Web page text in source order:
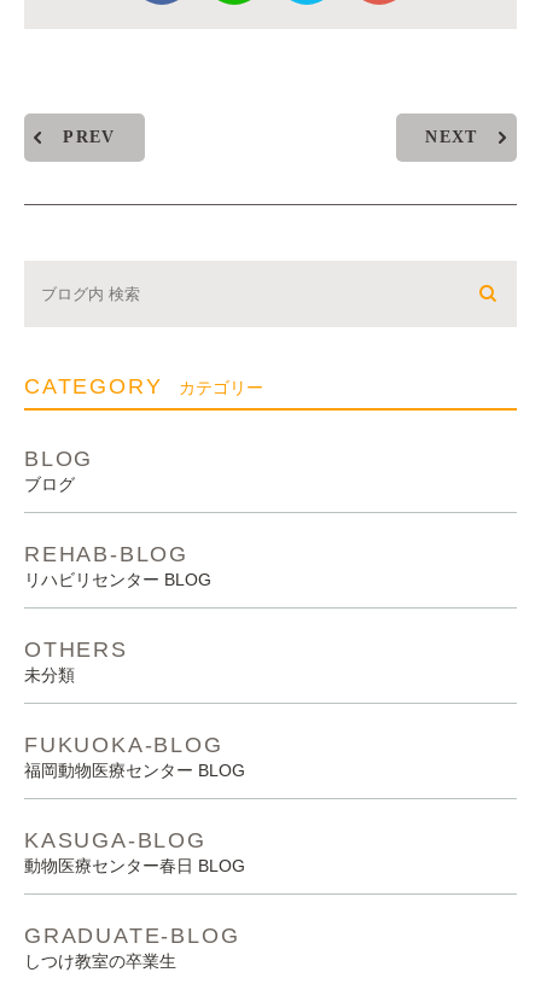
PREV NEXT
CATEGORY カテゴリー
BLOG
ブログ
REHAB-BLOG
リハビリセンター BLOG
OTHERS
未分類
FUKUOKA-BLOG
福岡動物医療センター BLOG
KASUGA-BLOG
動物医療センター春日 BLOG
GRADUATE-BLOG
しつけ教室の卒業生